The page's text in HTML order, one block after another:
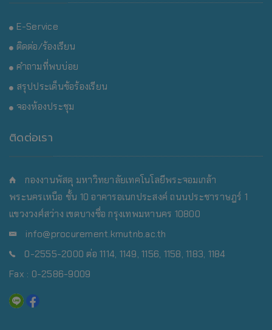
E-Service
ติดต่อ/ร้องเรียน
คำถามที่พบบ่อย
สรุปประเด็นข้อร้องเรียน
จองห้องประชุม
ติดต่อเรา
กองงานพัสดุ มหาวิทยาลัยเทคโนโลยีพระจอมเกล้า
พระนครเหนือ ชั้น 10 อาคารอเนกประสงค์ ถนนประชาราษฎร์ 1
แขวงวงศ์สว่าง เขตบางซื่อ กรุงเทพมหานคร 10800
info@procurement.kmutnb.ac.th
0-2555-2000 ต่อ 1114, 1149, 1156, 1158, 1183, 1184
Fax : 0-2586-9009